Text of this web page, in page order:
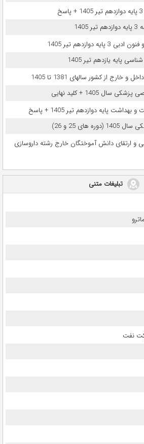
دوازدهم تیر 1405
پایه یازدهم تیر 1405
از کشور سالهای 1381 تا 1405
1405 + کلید نهایی
پایه دوازدهم تیر 1405 + پاسخ
های 25 و 26)
و ارتقای دانش آموختگان خارج رشته داروسازی
تبلیغات متنی
نفت